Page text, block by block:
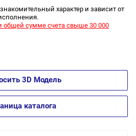
характер и зависит от
общей сумме счета свыше 30 000
3D Модель
каталога